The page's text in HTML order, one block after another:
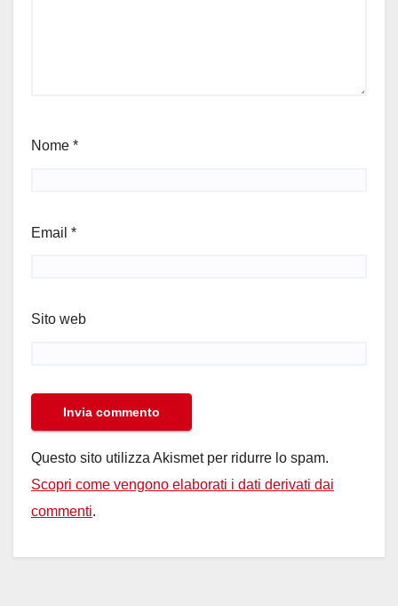
Nome *
Email *
Sito web
Questo sito utilizza Akismet per ridurre lo spam.
Scopri come vengono elaborati i dati derivati dai
commenti.